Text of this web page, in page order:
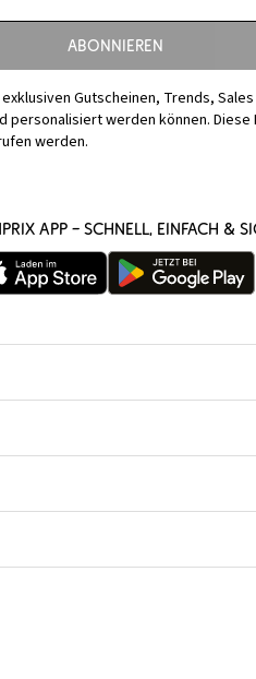
Abonnieren
Gutscheinen, Trends,
werden können.
werden.
App – schnell, einfach &